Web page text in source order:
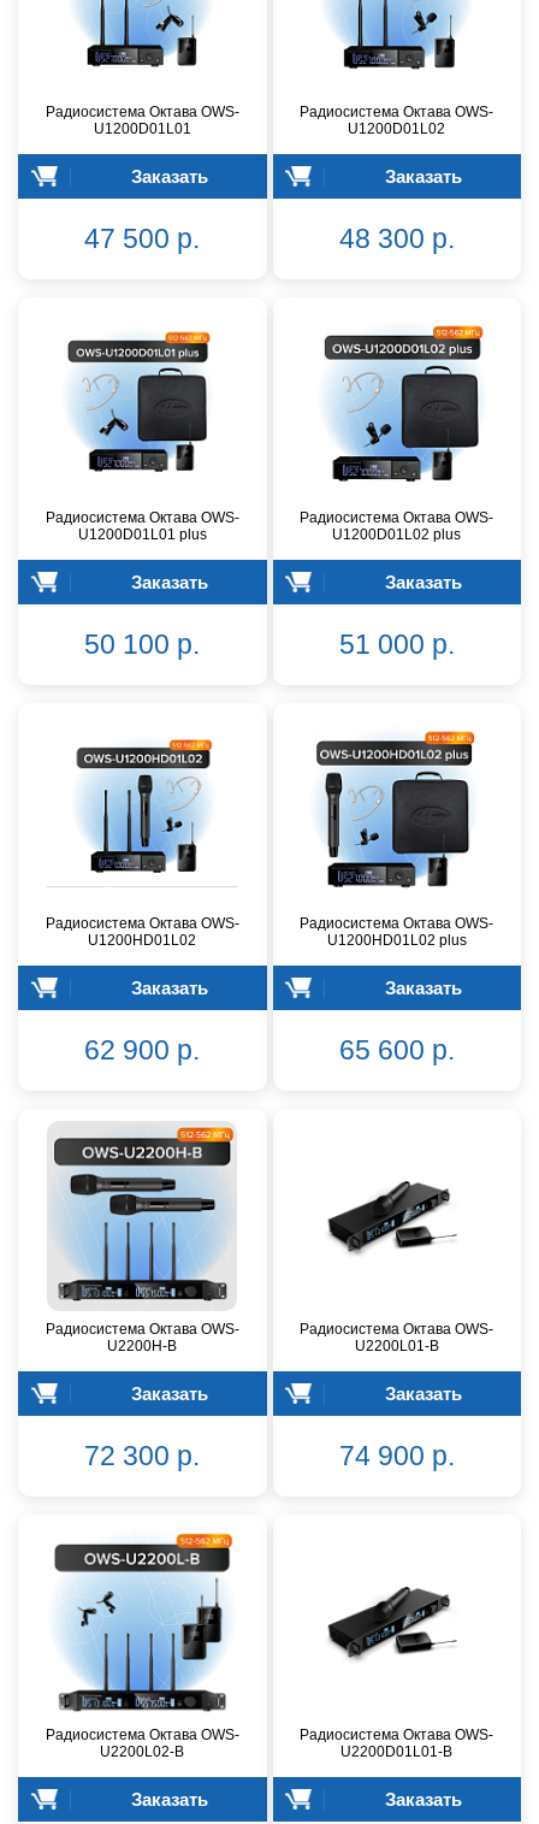
Радиосистема Октава OWS-
U1200D01L01
Заказать
47 500 р.
Радиосистема Октава OWS-
U1200D01L02
Заказать
48 300 р.
Радиосистема Октава OWS-
U1200D01L01 plus
Заказать
50 100 р.
Радиосистема Октава OWS-
U1200D01L02 plus
Заказать
51 000 р.
Радиосистема Октава OWS-
U1200HD01L02
Заказать
62 900 р.
Радиосистема Октава OWS-
U1200HD01L02 plus
Заказать
65 600 р.
Радиосистема Октава OWS-
U2200H-B
Заказать
72 300 р.
Радиосистема Октава OWS-
U2200L01-B
Заказать
74 900 р.
Радиосистема Октава OWS-
U2200L02-B
Заказать
Радиосистема Октава OWS-
U2200D01L01-B
Заказать